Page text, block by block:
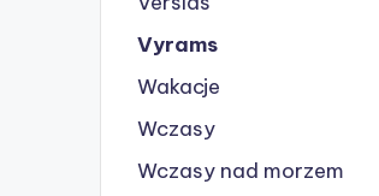
Vyrams
Wakacje
Wczasy
Wczasy nad morzem